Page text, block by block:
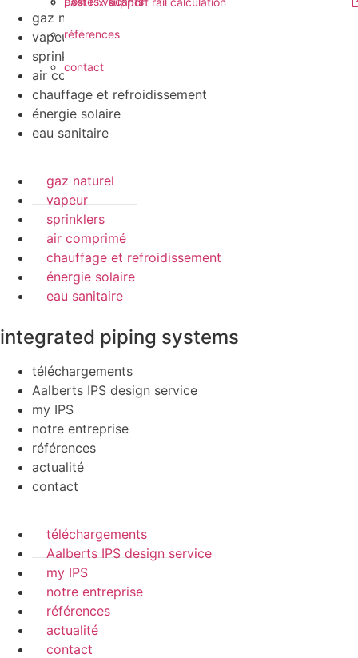
références
contact
gaz naturel
vapeur
sprinklers
air comprimé
chauffage et refroidissement
énergie solaire
eau sanitaire
gaz naturel
vapeur
sprinklers
air comprimé
chauffage et refroidissement
énergie solaire
eau sanitaire
integrated piping systems
téléchargements
Aalberts IPS design service
my IPS
notre entreprise
références
actualité
contact
téléchargements
Aalberts IPS design service
my IPS
notre entreprise
références
actualité
contact